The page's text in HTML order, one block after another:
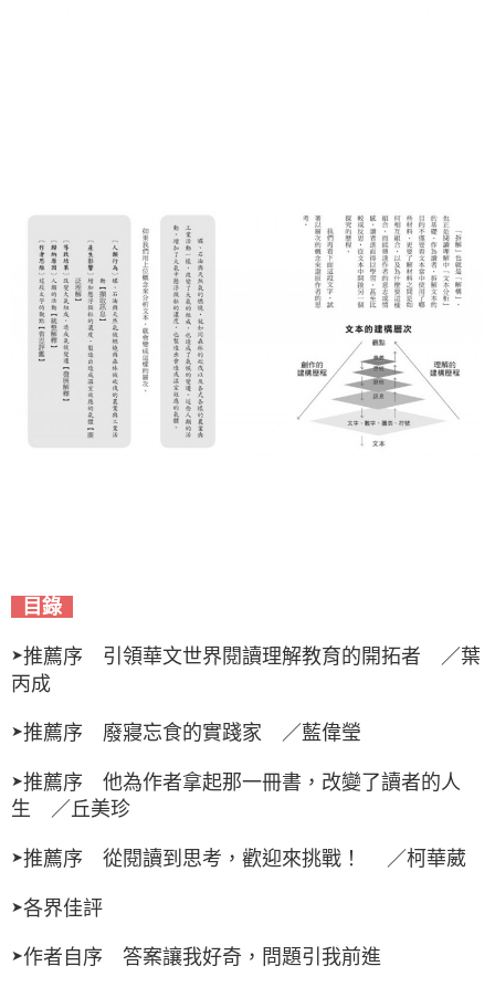
目錄
➤推薦序 引領華文世界閱讀理解教育的開拓者 ／葉
丙成
➤推薦序 廢寢忘食的實踐家 ／藍偉瑩
➤推薦序 他為作者拿起那一冊書，改變了讀者的人
生 ／丘美珍
➤推薦序 從閱讀到思考，歡迎來挑戰！ ／柯華葳
➤各界佳評
➤作者自序 答案讓我好奇，問題引我前進